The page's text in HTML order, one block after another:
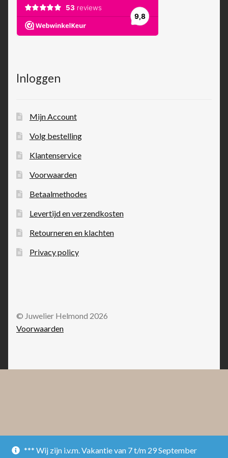
*** Wij zijn i.v.m. Vakantie van 7 t/m 29 September
Inloggen
Mijn Account
Volg bestelling
Klantenservice
Voorwaarden
Betaalmethodes
Levertijd en verzendkosten
Retourneren en klachten
Privacy policy
© Juwelier Helmond 2026
Voorwaarden